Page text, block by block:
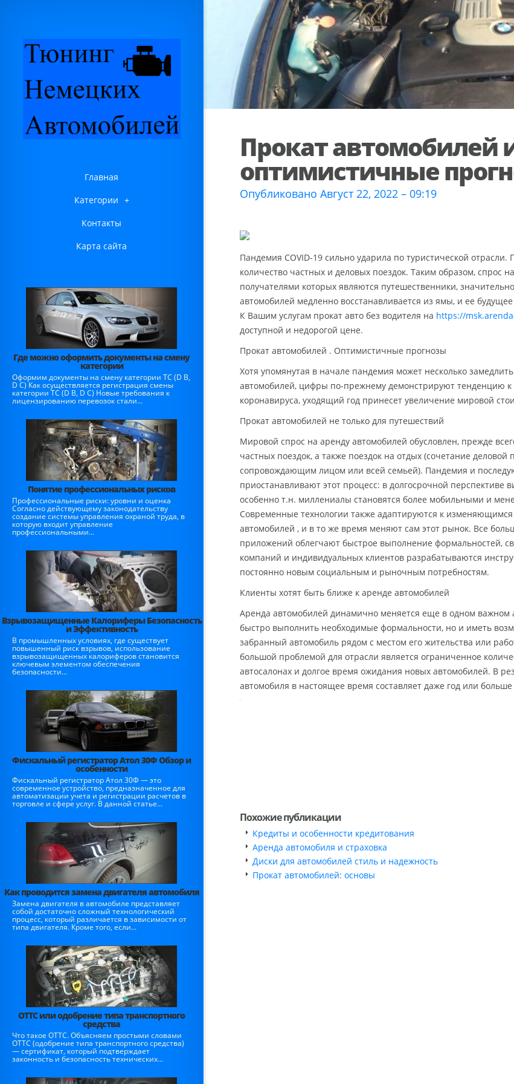
Главная
Категории +
Контакты
Карта сайта
Где можно оформить документы на смену
категории
Оформим документы на смену категории ТС (D B,
D C) Как осуществляется регистрация смены
категории ТС (D B, D C) Новые требования к
лицензированию перевозок стали...
Понятие профессиональных рисков
Профессиональные риски: уровни и оценка
Согласно действующему законодательству
создание системы управления охраной труда, в
которую входит управление
профессиональными...
Взрывозащищенные Калориферы Безопасность
и Эффективность
В промышленных условиях, где существует
повышенный риск взрывов, использование
взрывозащищенных калориферов становится
ключевым элементом обеспечения
безопасности...
Фискальный регистратор Атол 30Ф Обзор и
особенности
Фискальный регистратор Атол 30Ф — это
современное устройство, предназначенное для
автоматизации учета и регистрации расчетов в
торговле и сфере услуг. В данной статье...
Как проводится замена двигателя автомобиля
Замена двигателя в автомобиле представляет
собой достаточно сложный технологический
процесс, который различается в зависимости от
типа двигателя. Кроме того, если...
ОТТС или одобрение типа транспортного
средства
Что такое ОТТС. Объясняем простыми словами
ОТТС (одобрение типа транспортного средства)
— сертификат, который подтверждает
законность и безопасность технических...
Прокат автомобилей
оптимистичные
Опубликовано Август 22, 2022 – 09:19
Пандемия COVID-19 сильно ударила по туристической отрасли.
количество частных и деловых поездок. Таким образом, спрос
получателями которых являются путешественники,
автомобилей медленно восстанавливается из ямы, и ее
К Вашим услугам прокат авто без водителя на https://
доступной и недорогой цене.
Прокат автомобилей . Оптимистичные прогнозы
Хотя упомянутая в начале пандемия может несколько
автомобилей, цифры по-прежнему демонстрируют тенденцию к
коронавируса, уходящий год принесет увеличение мировой
Прокат автомобилей не только для путешествий
Мировой спрос на аренду автомобилей обусловлен, прежде
частных поездок, а также поездок на отдых (сочетание деловой
сопровождающим лицом или всей семьей). Пандемия и
приостанавливают этот процесс: в долгосрочной перспективе
особенно т.н. миллениалы становятся более мобильными и
Современные технологии также адаптируются к
автомобилей , и в то же время меняют сам этот рынок. Все
приложений облегчают быстрое выполнение формальностей,
компаний и индивидуальных клиентов разрабатываются
постоянно новым социальным и рыночным потребностям.
Клиенты хотят быть ближе к аренде автомобилей
Аренда автомобилей динамично меняется еще в одном важном
быстро выполнить необходимые формальности, но и иметь
забранный автомобиль рядом с местом его жительства или
большой проблемой для отрасли является ограниченное
автосалонах и долгое время ожидания новых автомобилей. В
автомобиля в настоящее время составляет даже год или больше
Похожие публикации
Кредиты и особенности кредитования
Аренда автомобиля и страховка
Диски для автомобилей стиль и надежность
Прокат автомобилей: основы